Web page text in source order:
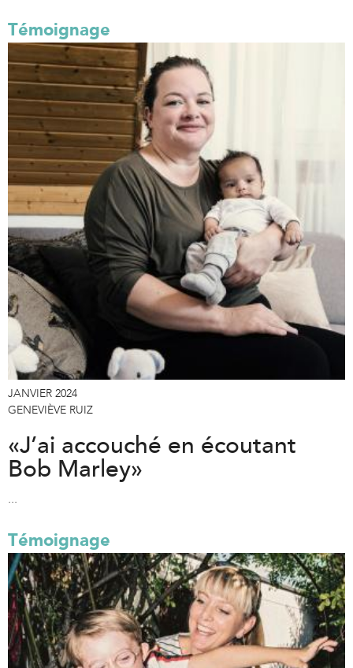
Témoignage
JANVIER 2024
GENEVIÈVE RUIZ
«J’ai accouché en écoutant
Bob Marley»
...
Témoignage